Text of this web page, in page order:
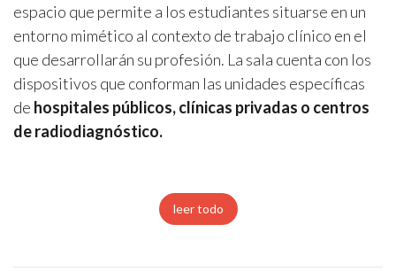
espacio que permite a los estudiantes situarse en un
entorno mimético al contexto de trabajo clínico en el
que desarrollarán su profesión. La sala cuenta con los
dispositivos que conforman las unidades específicas
de hospitales públicos, clínicas privadas o centros
de radiodiagnóstico.
leer todo